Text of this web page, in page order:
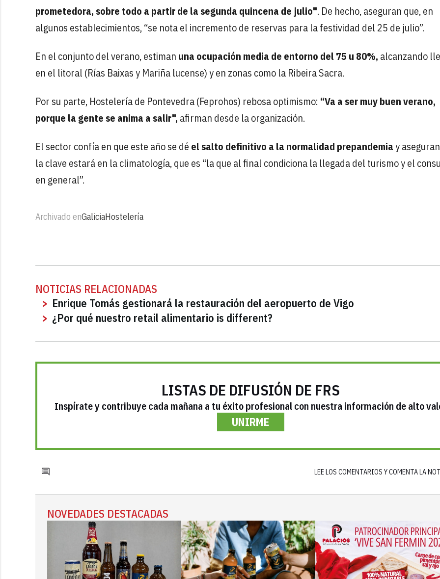
prometedora, sobre todo a partir de la segunda quincena de julio". De hecho, aseguran que, en
algunos establecimientos, “se nota el incremento de reservas para la festividad del 25 de julio”.
En el conjunto del verano, estiman una ocupación media de entorno del 75 u 80%, alcanzando
en el litoral (Rías Baixas y Mariña lucense) y en zonas como la Ribeira Sacra.
Por su parte, Hostelería de Pontevedra (Feprohos) rebosa optimismo: “Va a ser muy buen verano,
porque la gente se anima a salir", afirman desde la organización.
El sector confía en que este año se dé el salto definitivo a la normalidad prepandemiay
la clave estará en la climatología, que es “la que al final condiciona la llegada del turismo y el
en general”.
Archivado enGaliciaHostelería
NOTICIAS RELACIONADAS
Enrique Tomás gestionará la restauración del aeropuerto de Vigo
¿Por qué nuestro retail alimentario is different?
LISTAS DE DIFUSIÓN DE FRS
Inspírate y contribuye cada mañana a tu éxito profesional con nuestra información de alto
UNIRME
LEE LOS COMENTARIOS Y COMENTA LA
NOVEDADES DESTACADAS